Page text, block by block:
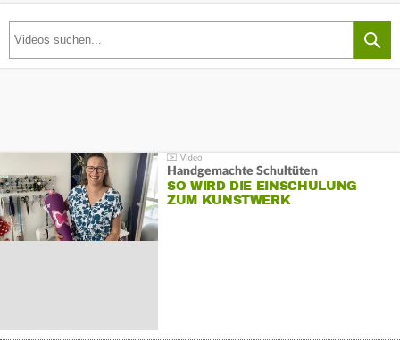
Handgemachte Schultüten
SO WIRD DIE EINSCHULUNG
ZUM KUNSTWERK